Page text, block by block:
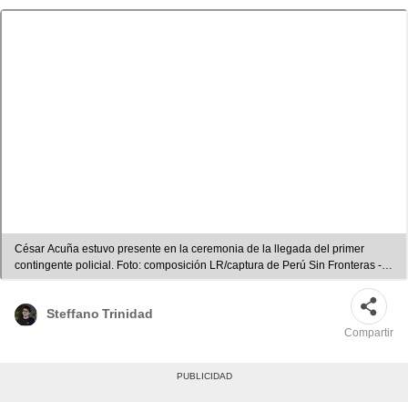
César Acuña estuvo presente en la ceremonia de la llegada del primer
contingente policial. Foto: composición LR/captura de Perú Sin Fronteras -
Digital TV/Facebook/LR - Video: Perú Sin Fronteras - Digital TV/Facebook
Steffano Trinidad
Compartir